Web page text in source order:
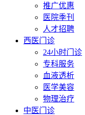
推广优惠
医院季刊
人才招聘
西医门诊
24小时门诊
专科服务
血液透析
医学美容
物理治疗
中医门诊